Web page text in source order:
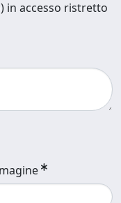
in accesso ristretto